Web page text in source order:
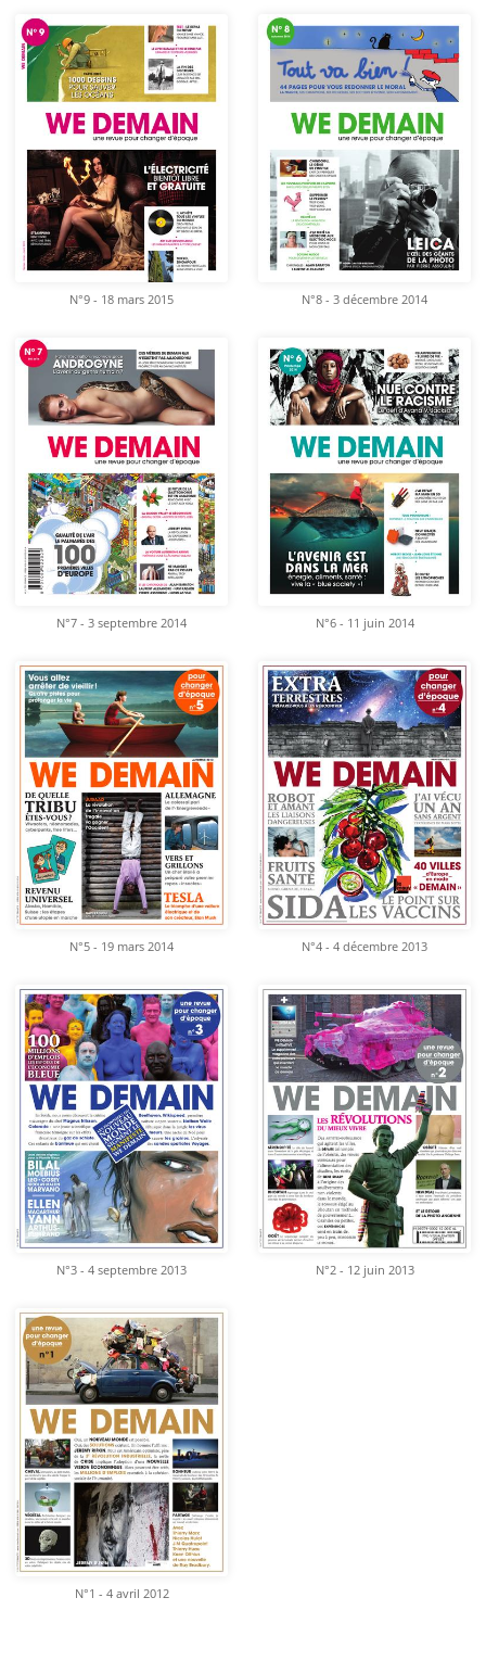
N°9 - 18 mars 2015 N°8 - 3 décembre 2014
N°7 - 3 septembre 2014 N°6 - 11 juin 2014
N°5 - 19 mars 2014 N°4 - 4 décembre 2013
N°3 - 4 septembre 2013 N°2 - 12 juin 2013
N°1 - 4 avril 2012